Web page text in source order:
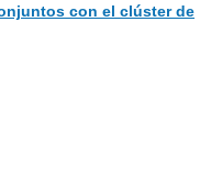
con el clúster de